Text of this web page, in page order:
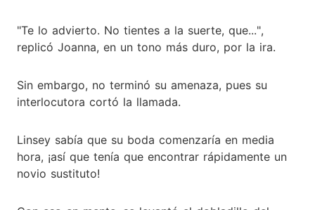
"Te lo advierto. No tientes a la suerte, que...",
replicó Joanna, en un tono más duro, por la ira.
Sin embargo, no terminó su amenaza, pues su
interlocutora cortó la llamada.
Linsey sabía que su boda comenzaría en media
hora, ¡así que tenía que encontrar rápidamente un
novio sustituto!